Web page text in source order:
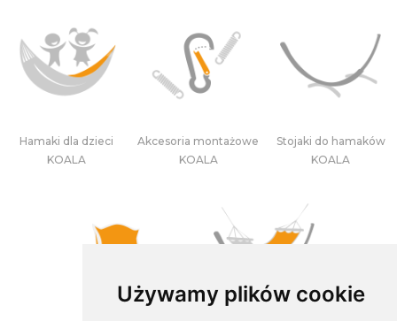
Używamy plików cookie
Hamaki dla dzieci
KOALA
Akcesoria montażowe
KOALA
Stojaki do hamaków
KOALA